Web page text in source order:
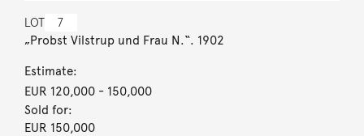
LOT 7
„Probst Vilstrup und Frau N.“. 1902
Estimate:
EUR 120,000- 150,000
Sold for:
EUR 150,000